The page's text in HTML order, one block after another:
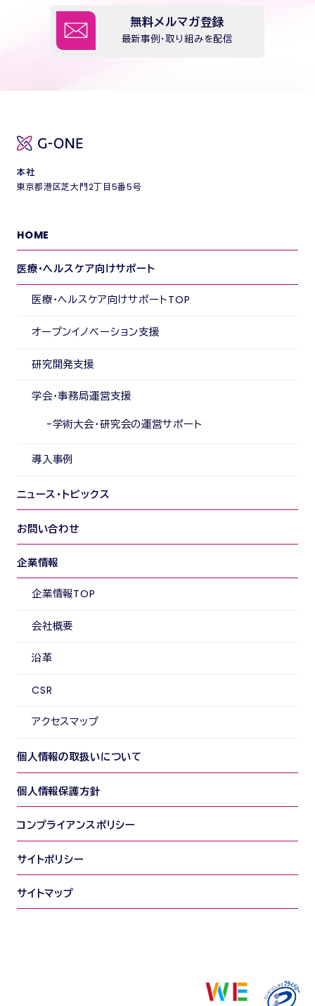
無料メルマガ登録
最新事例・取り組みを配信
本社
東京都港区芝大門2丁目5番5号
HOME
医療・ヘルスケア向けサポート
医療・ヘルスケア向けサポートTOP
オープンイノベーション支援
研究開発支援
学会・事務局運営支援
学術大会・研究会の運営サポート
導入事例
ニュース・トピックス
お問い合わせ
企業情報
企業情報TOP
会社概要
沿革
CSR
アクセスマップ
個人情報の取扱いについて
個人情報保護方針
コンプライアンスポリシー
サイトポリシー
サイトマップ